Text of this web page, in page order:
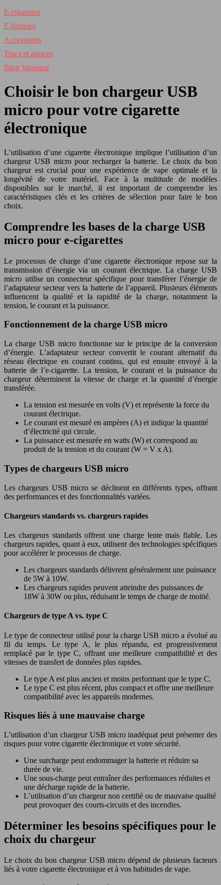
E-cigarettes
E-liquides
Accessoires
Trucs et astuces
Blog Vapoteur
Choisir le bon chargeur USB
micro pour votre cigarette
électronique
L’utilisation d’une cigarette électronique implique l’utilisation d’un
chargeur USB micro pour recharger la batterie. Le choix du bon
chargeur est crucial pour une expérience de vape optimale et la
longévité de votre matériel. Face à la multitude de modèles
disponibles sur le marché, il est important de comprendre les
caractéristiques clés et les critères de sélection pour faire le bon
choix.
Comprendre les bases de la charge USB
micro pour e-cigarettes
Le processus de charge d’une cigarette électronique repose sur la
transmission d’énergie via un courant électrique. La charge USB
micro utilise un connecteur spécifique pour transférer l’énergie de
l’adaptateur secteur vers la batterie de l’appareil. Plusieurs éléments
influencent la qualité et la rapidité de la charge, notamment la
tension, le courant et la puissance.
Fonctionnement de la charge USB micro
La charge USB micro fonctionne sur le principe de la conversion
d’énergie. L’adaptateur secteur convertit le courant alternatif du
réseau électrique en courant continu, qui est ensuite envoyé à la
batterie de l’e-cigarette. La tension, le courant et la puissance du
chargeur déterminent la vitesse de charge et la quantité d’énergie
transférée.
La tension est mesurée en volts (V) et représente la force du
courant électrique.
Le courant est mesuré en ampères (A) et indique la quantité
d’électricité qui circule.
La puissance est mesurée en watts (W) et correspond au
produit de la tension et du courant (W = V x A).
Types de chargeurs USB micro
Les chargeurs USB micro se déclinent en différents types, offrant
des performances et des fonctionnalités variées.
Chargeurs standards vs. chargeurs rapides
Les chargeurs standards offrent une charge lente mais fiable. Les
chargeurs rapides, quant à eux, utilisent des technologies spécifiques
pour accélérer le processus de charge.
Les chargeurs standards délivrent généralement une puissance
de 5W à 10W.
Les chargeurs rapides peuvent atteindre des puissances de
18W à 30W ou plus, réduisant le temps de charge de moitié.
Chargeurs de type A vs. type C
Le type de connecteur utilisé pour la charge USB micro a évolué au
fil du temps. Le type A, le plus répandu, est progressivement
remplacé par le type C, offrant une meilleure compatibilité et des
vitesses de transfert de données plus rapides.
Le type A est plus ancien et moins performant que le type C.
Le type C est plus récent, plus compact et offre une meilleure
compatibilité avec les appareils modernes.
Risques liés à une mauvaise charge
L’utilisation d’un chargeur USB micro inadéquat peut présenter des
risques pour votre cigarette électronique et votre sécurité.
Une surcharge peut endommager la batterie et réduire sa
durée de vie.
Une sous-charge peut entraîner des performances réduites et
une décharge rapide de la batterie.
L’utilisation d’un chargeur non certifié ou de mauvaise qualité
peut provoquer des courts-circuits et des incendies.
Déterminer les besoins spécifiques pour le
choix du chargeur
Le choix du bon chargeur USB micro dépend de plusieurs facteurs
liés à votre cigarette électronique et à vos habitudes de vape.